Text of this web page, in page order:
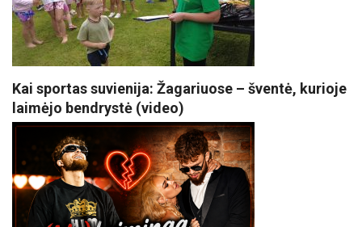
Kai sportas suvienija: Žagariuose – šventė, kurioje
laimėjo bendrystė (video)